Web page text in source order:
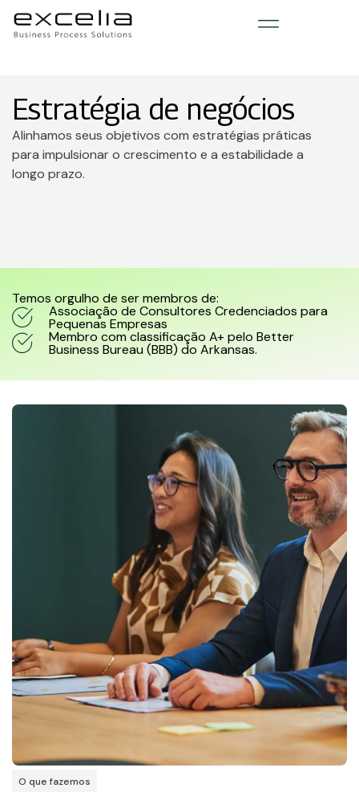
Estratégia de negócios
Alinhamos seus objetivos com estratégias práticas
para impulsionar o crescimento e a estabilidade a
longo prazo.
Temos orgulho de ser membros de:
Associação de Consultores Credenciados para
Pequenas Empresas
Membro com classificação A+ pelo Better
Business Bureau (BBB) do Arkansas.
O que fazemos